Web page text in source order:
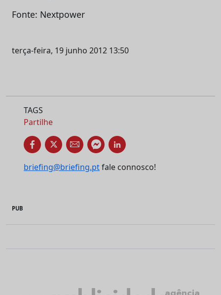
Fonte: Nextpower
terça-feira, 19 junho 2012 13:50
TAGS
Partilhe
briefing@briefing.ptfale connosco!
PUB